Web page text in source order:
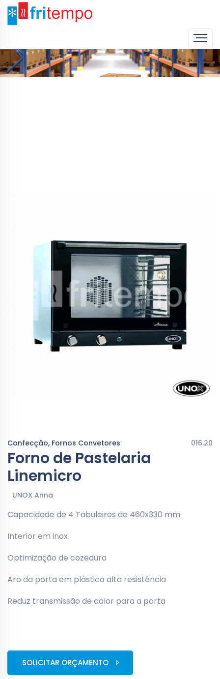
Confecção, Fornos Convetores 016.20
Forno de Pastelaria
Linemicro
UNOX Anna
Capacidade de 4 Tabuleiros de 460x330 mm
Interior em inox
Optimização de cozedura
Aro da porta em plástico alta resistência
Reduz transmissão de calor para a porta
SOLICITAR ORÇAMENTO